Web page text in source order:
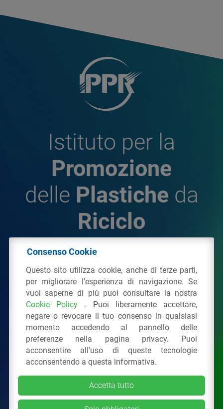
Istituto per la
Promozione
delle Plastiche da
Riciclo
Plastiche da Riciclo
C.F. 97381090154
Via San Vittore 36 20123Milano (MI)
Tel.: 02 43928225.
Tutti i diritti riservati Privacy Policy &Cookie
Consenso Cookie
Questo sito utilizza cookie, anche di terze parti,
per migliorare l'esperienza di navigazione. Se
vuoi saperne di più puoi consultare la nostra
Cookie Policy . Puoi liberamente accettare,
negare o revocare il tuo consenso in qualsiasi
momento accedendo al pannello delle
preferenze nella pagina privacy. Puoi
acconsentire all'uso di queste tecnologie
acconsentendo a questa informativa.
Accetta tutto